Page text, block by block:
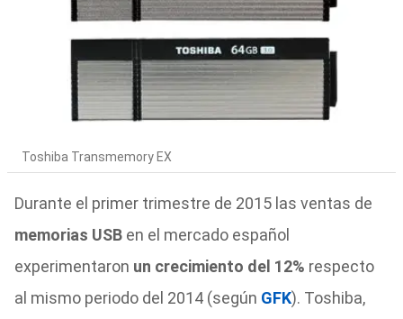
Toshiba Transmemory EX
Durante el primer trimestre de 2015 las ventas de
memorias USBen el mercado español
experimentaron un crecimiento del 12% respecto
al mismo periodo del 2014 (según GFK). Toshiba,